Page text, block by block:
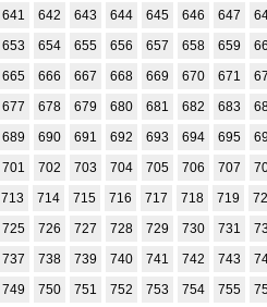
641 642 643 644 645 646 647
653 654 655 656 657 658 659
665 666 667 668 669 670 671
677 678 679 680 681 682 683
689 690 691 692 693 694 695
701 702 703 704 705 706 707
713 714 715 716 717 718 719
725 726 727 728 729 730 731
737 738 739 740 741 742 743
749 750 751 752 753 754 755